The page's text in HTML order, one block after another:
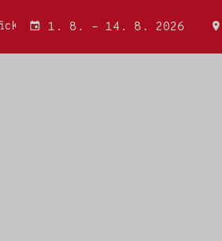
a Wojciecha Miatkowského
1. 8. – 14. 8. 2026